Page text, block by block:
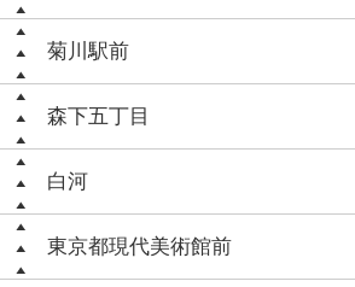
菊川駅前
森下五丁目
白河
東京都現代美術館前